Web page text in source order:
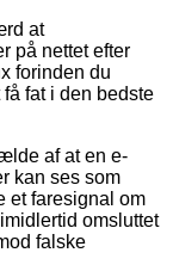
at
på nettet efter
forinden du
fat i den bedste
af at en e-
kan ses som
et faresignal om
omsluttet
falske